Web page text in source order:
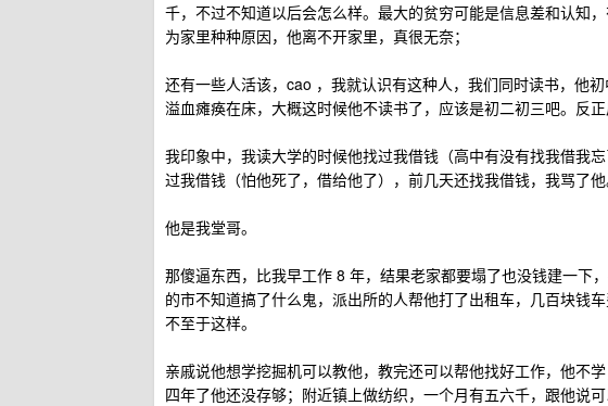
千，不过不知道以后会怎么样。最大的贫穷可能是信息差和认知
为家里种种原因，他离不开家里，真很无奈；
还有一些人活该，cao ，我就认识有这种人，我们同时读书，他
溢血瘫痪在床，大概这时候他不读书了，应该是初二初三吧。反
我印象中，我读大学的时候他找过我借钱（高中有没有找我借我
过我借钱（怕他死了，借给他了），前几天还找我借钱，我骂了
他是我堂哥。
那傻逼东西，比我早工作 8 年，结果老家都要塌了也没钱建一下
的市不知道搞了什么鬼，派出所的人帮他打了出租车，几百块钱
不至于这样。
亲戚说他想学挖掘机可以教他，教完还可以帮他找好工作，他不
四年了他还没存够；附近镇上做纺织，一个月有五六千，跟他说